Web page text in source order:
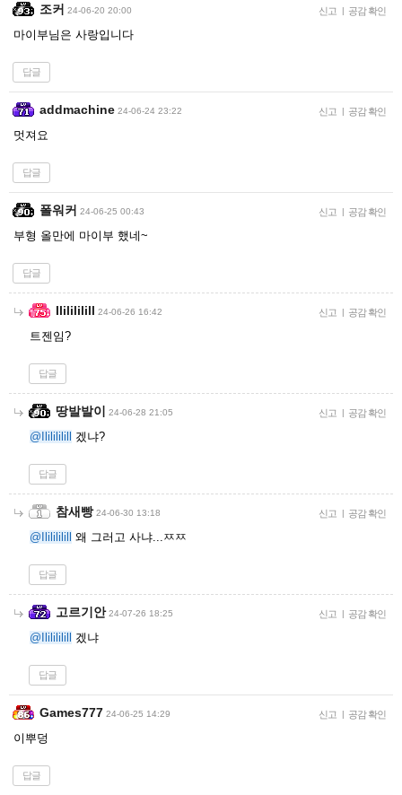
조커 24-06-20 20:00 신고 | 공감 확인
마이부님은 사랑입니다
답글
addmachine 24-06-24 23:22 신고 | 공감 확인
멋져요
답글
폴워커 24-06-25 00:43 신고 | 공감 확인
부형 올만에 마이부 했네~
답글
Ililililill 24-06-26 16:42 신고 | 공감 확인
트젠임?
답글
땅발발이 24-06-28 21:05 신고 | 공감 확인
@Ililililill 겠냐?
답글
참새빵 24-06-30 13:18 신고 | 공감 확인
@Ililililill 왜 그러고 사냐...ㅉㅉ
답글
고르기안 24-07-26 18:25 신고 | 공감 확인
@Ililililill 겠냐
답글
Games777 24-06-25 14:29 신고 | 공감 확인
이뿌덩
답글